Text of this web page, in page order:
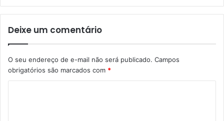
Deixe um comentário
O seu endereço de e-mail não será publicado. Campos
obrigatórios são marcados com *